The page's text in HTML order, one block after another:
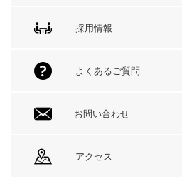
採用情報
よくあるご質問
お問い合わせ
アクセス